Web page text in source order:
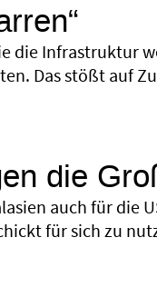
die Infrastruktur
Das stößt auf
die
auch für die
für sich zu